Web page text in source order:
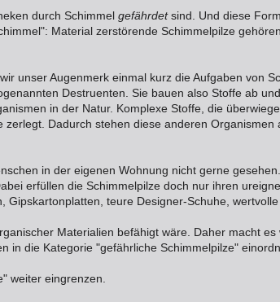
durch Schimmel gefährdetsind. Und diese
Material zerstörende Schimmelpilze
unser Augenmerk einmal kurz die Aufgaben von
Destruenten. Sie bauen also Stoffe ab
in der Natur. Komplexe Stoffe, die
Dadurch stehen diese anderen Organismen
in der eigenen Wohnung nicht gerne
erfüllen die Schimmelpilze doch nur ihren
Gipskartonplatten, teure Designer-Schuhe,
Materialien befähigt wäre. Daher macht es
in die Kategorie "gefährliche Schimmelpilze"
weiter eingrenzen.